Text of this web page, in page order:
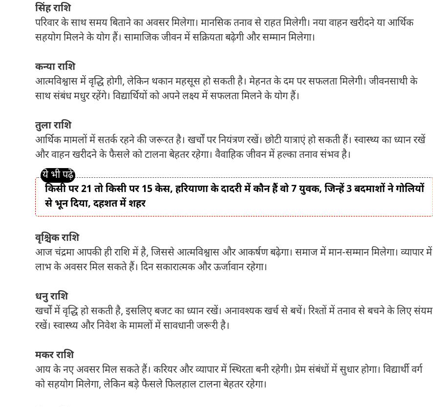
सिंह राशि
परिवार के साथ समय बिताने का अवसर मिलेगा। मानसिक तनाव से राहत मिलेगी। नया वाहन खरीदने या आर्थिक
सहयोग मिलने के योग हैं। सामाजिक जीवन में सक्रियता बढ़ेगी और सम्मान मिलेगा।
कन्या राशि
आत्मविश्वास में वृद्धि होगी, लेकिन थकान महसूस हो सकती है। मेहनत के दम पर सफलता मिलेगी। जीवनसाथी के
साथ संबंध मधुर रहेंगे। विद्यार्थियों को अपने लक्ष्य में सफलता मिलने के योग हैं।
तुला राशि
आर्थिक मामलों में सतर्क रहने की जरूरत है। खर्चों पर नियंत्रण रखें। छोटी यात्राएं हो सकती हैं। स्वास्थ्य का ध्यान रखें
और वाहन खरीदने के फैसले को टालना बेहतर रहेगा। वैवाहिक जीवन में हल्का तनाव संभव है।
किसी पर 21 तो किसी पर 15 केस, हरियाणा के दादरी में कौन हैं वो 7 युवक, जिन्हें 3 बदमाशों ने गोलियों
से भून दिया, दहशत में शहर
वृश्चिक राशि
आज चंद्रमा आपकी ही राशि में है, जिससे आत्मविश्वास और आकर्षण बढ़ेगा। समाज में मान-सम्मान मिलेगा। व्यापार में
लाभ के अवसर मिल सकते हैं। दिन सकारात्मक और ऊर्जावान रहेगा।
धनु राशि
खर्चों में वृद्धि हो सकती है, इसलिए बजट का ध्यान रखें। अनावश्यक खर्च से बचें। रिश्तों में तनाव से बचने के लिए संयम
रखें। स्वास्थ्य और निवेश के मामलों में सावधानी जरूरी है।
मकर राशि
आय के नए अवसर मिल सकते हैं। करियर और व्यापार में स्थिरता बनी रहेगी। प्रेम संबंधों में सुधार होगा। विद्यार्थी वर्ग
को सहयोग मिलेगा, लेकिन बड़े फैसले फिलहाल टालना बेहतर रहेगा।